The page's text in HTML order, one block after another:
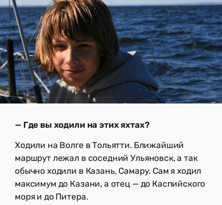
— Где вы ходили на этих яхтах?
Ходили на Волге в Тольятти. Ближайший
маршрут лежал в соседний Ульяновск, а так
обычно ходили в Казань, Самару. Сам я ходил
максимум до Казани, а отец — до Каспийского
моря и до Питера.